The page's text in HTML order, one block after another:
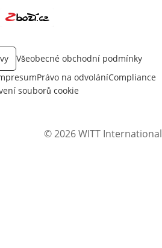
Všeobecné obchodní podmínky
Právo na odvoláníCompliance
souborů cookie
© 2026 WITT International